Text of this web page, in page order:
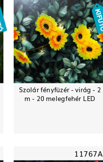
Szolár fényfüzér - virág - 2
m - 20 melegfehér LED
11767A